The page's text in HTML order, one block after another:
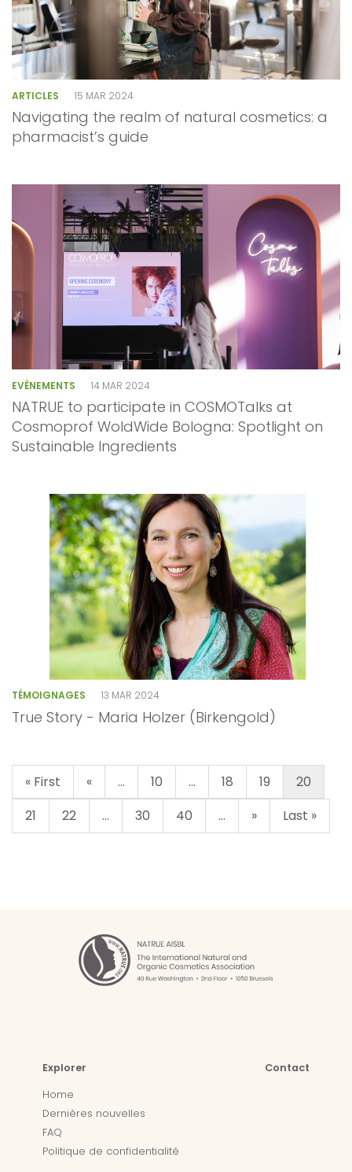
ARTICLES 15 MAR 2024
Navigating the realm of natural cosmetics: a
pharmacist’s guide
EVÈNEMENTS 14 MAR 2024
NATRUE to participate in COSMOTalks at
Cosmoprof WoldWide Bologna: Spotlight on
Sustainable Ingredients
TÉMOIGNAGES 13 MAR 2024
True Story - Maria Holzer (Birkengold)
« First « ... 10 ... 18 19
20
21
22 ... 30 40 ... » Last »
Explorer
Home
Dernières nouvelles
FAQ
Politique de confidentialité
Contact